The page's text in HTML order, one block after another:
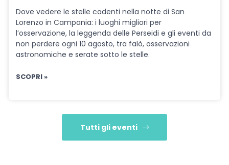
Dove vedere le stelle cadenti nella notte di San
Lorenzo in Campania: i luoghi migliori per
l’osservazione, la leggenda delle Perseidi e gli eventi da
non perdere ogni 10 agosto, tra falò, osservazioni
astronomiche e serate sotto le stelle.
SCOPRI »
Tutti gli eventi